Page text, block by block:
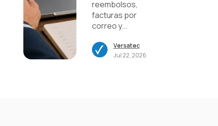
reembolsos,
facturas por
correo y...
Versatec
Jul 22, 2026